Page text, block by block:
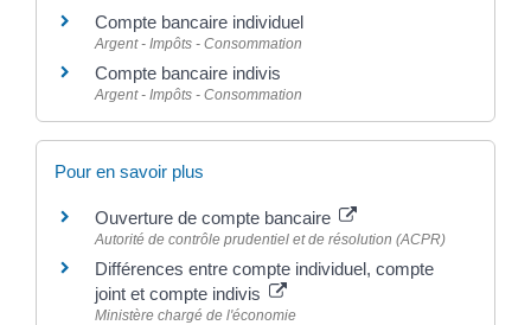
Compte bancaire individuel
Argent - Impôts - Consommation
Compte bancaire indivis
Argent - Impôts - Consommation
Pour en savoir plus
Ouverture de compte bancaire
Autorité de contrôle prudentiel et de résolution (ACPR)
Différences entre compte individuel, compte
joint et compte indivis
Ministère chargé de l'économie